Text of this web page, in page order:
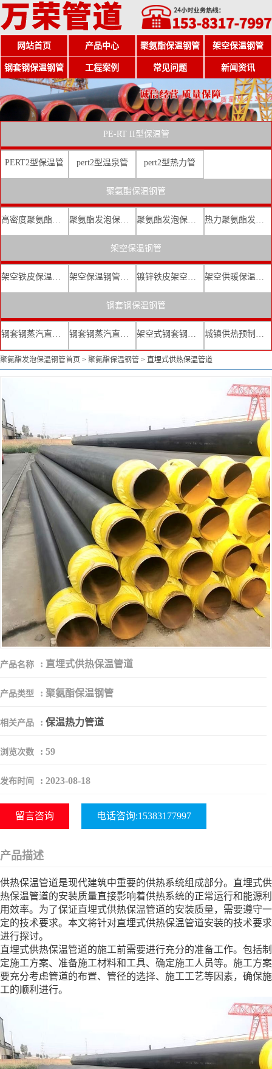
网站首页 产品中心 聚氨酯保温钢管 架空保温钢管
钢套钢保温钢管 工程案例 常见问题 新闻资讯
PE-RT II型保温管
PERT2型保温管 pert2型温泉管 pert2型热力管
聚氨酯保温钢管
高密度聚氨酯发泡保温钢管 聚氨酯发泡保温钢管厂家 聚氨酯发泡保温钢管价格 热力聚氨酯发泡直埋保温钢管
架空保温钢管
架空铁皮保温钢管 架空保温钢管厂家 镀锌铁皮架空保温管 架空供暖保温钢管
钢套钢保温钢管
钢套钢蒸汽直埋复合保温管 钢套钢蒸汽直埋保温管厂家 架空式钢套钢保温管 城镇供热预制直埋蒸汽保温管
聚氨酯发泡保温钢管首页 > 聚氨酯保温钢管 > 直埋式供热保温管道
产品名称 : 直埋式供热保温管道
产品类型 : 聚氨酯保温钢管
相关产品 : 保温热力管道
浏览次数 : 59
发布时间 : 2023-08-18
留言咨询 电话咨询:15383177997
产品描述
供热保温管道是现代建筑中重要的供热系统组成部分。直埋式供
热保温管道的安装质量直接影响着供热系统的正常运行和能源利
用效率。为了保证直埋式供热保温管道的安装质量，需要遵守一
定的技术要求。本文将针对直埋式供热保温管道安装的技术要求
进行探讨。
直埋式供热保温管道的施工前需要进行充分的准备工作。包括制
定施工方案、准备施工材料和工具、确定施工人员等。施工方案
要充分考虑管道的布置、管径的选择、施工工艺等因素，确保施
工的顺利进行。